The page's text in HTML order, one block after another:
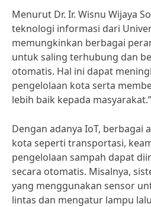
Menurut Dr. Ir. Wisnu Wijaya
teknologi informasi dari
memungkinkan berbagai
untuk saling terhubung dan
otomatis. Hal ini dapat
pengelolaan kota serta
lebih baik kepada masyarakat.”
Dengan adanya IoT, berbagai
kota seperti transportasi,
pengelolaan sampah dapat
secara otomatis. Misalnya,
yang menggunakan sensor
lintas dan mengatur lampu